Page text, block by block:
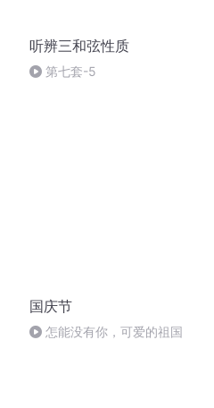
听辨三和弦性质
第七套-5
国庆节
怎能没有你，可爱的祖国